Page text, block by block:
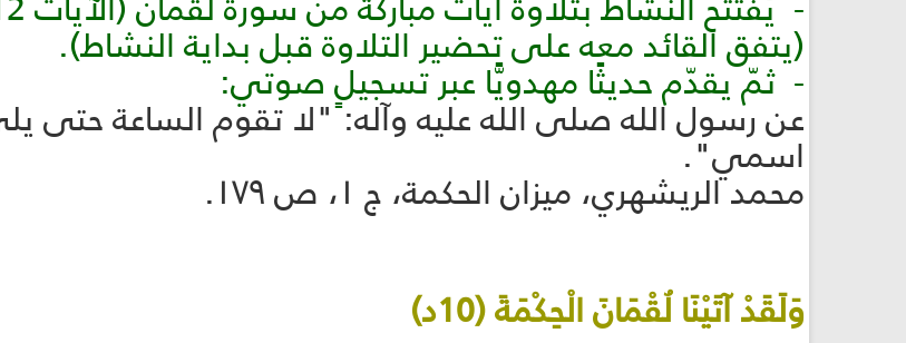
(يتفق القائد معه على تحضير التلاوة قبل بداية النشاط).
- ثمّ يقدّم حديثًا مهدويًّا عبر تسجيلٍ صوتي:
عن رسول الله صلى الله عليه وآله: "لا تقوم الساعة
اسمي".
محمد الريشهري، ميزان الحكمة، ج ١، ص ١٧٩.
وَلَقَدْ آتَيْنَا لُقْمَانَ الْحِكْمَةَ (10د)